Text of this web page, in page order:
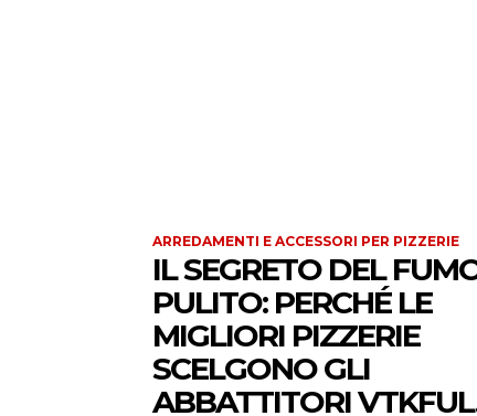
ARREDAMENTI E ACCESSORI PER PIZZERIE
IL SEGRETO DEL
PULITO: PERCHÉ LE
MIGLIORI PIZZERIE
SCELGONO GLI
ABBATTITORI